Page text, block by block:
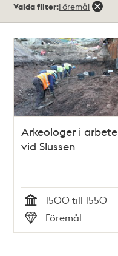
träffar
Valda filter:Föremål
Arkeologer i arbete
vid Slussen
Tid
1500 till 1550
Typ
Föremål